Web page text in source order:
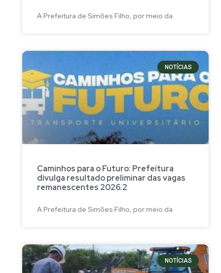
A Prefeitura de Simões Filho, por meio da
NOTÍCIAS
Caminhos para o Futuro: Prefeitura
divulga resultado preliminar das vagas
remanescentes 2026.2
A Prefeitura de Simões Filho, por meio da
NOTÍCIAS